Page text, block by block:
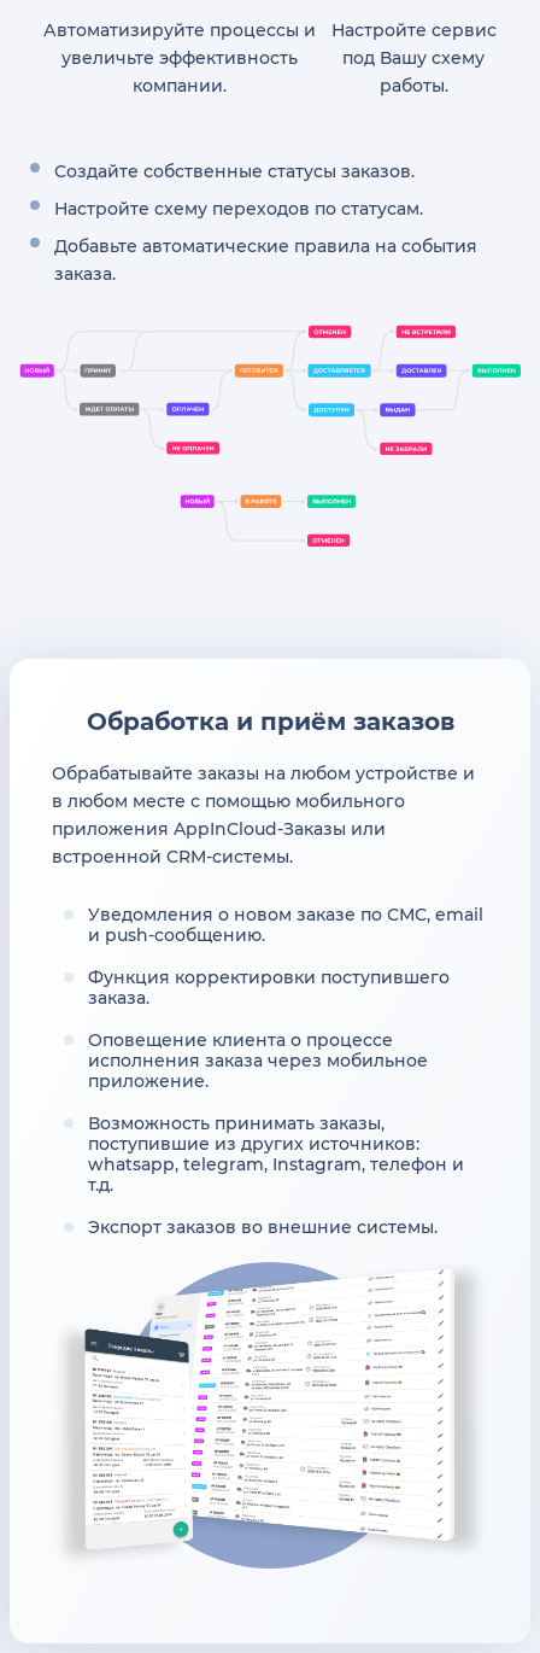
Автоматизируйте процессы и
увеличьте эффективность
компании.
Настройте сервис
под Вашу схему
работы.
Создайте собственные статусы заказов.
Настройте схему переходов по статусам.
Добавьте автоматические правила на события
заказа.
Обработка и приём заказов
Обрабатывайте заказы на любом устройстве и
в любом месте с помощью мобильного
приложения AppInCloud-Заказы или
встроенной CRM-системы.
Уведомления о новом заказе по СМС, email
и push-сообщению.
Функция корректировки поступившего
заказа.
Оповещение клиента о процессе
исполнения заказа через мобильное
приложение.
Возможность принимать заказы,
поступившие из других источников:
whatsapp, telegram, Instagram, телефон и
т.д.
Экспорт заказов во внешние системы.